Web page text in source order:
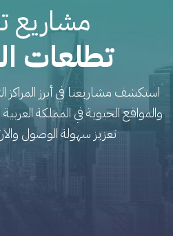
مشاريع
​تطلعات
استكشف مشاريعنا في أبرز المراكز
والمواقع الحيوية في المملكة
تعزيز سهولة الوصول